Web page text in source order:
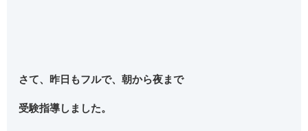
さて、昨日もフルで、朝から夜まで
受験指導しました。